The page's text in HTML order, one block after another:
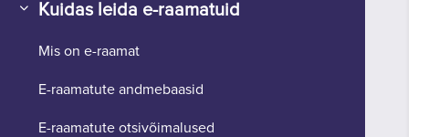
Kuidas leida e-raamatuid
Mis on e-raamat
E-raamatute andmebaasid
E-raamatute otsivõimalused